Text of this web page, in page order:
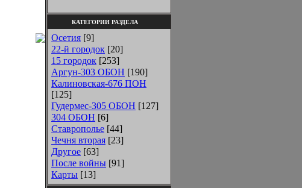
КАТЕГОРИИ РАЗДЕЛА
Осетия [9]
22-й городок [20]
15 городок [253]
Аргун-303 ОБОН [190]
Калиновская-676 ПОН
[125]
Гудермес-305 ОБОН [127]
304 ОБОН [6]
Ставрополье [44]
Чечня вторая [23]
Другое [63]
После войны [91]
Карты [13]